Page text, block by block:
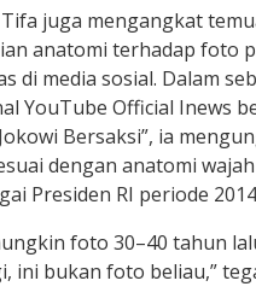
juga mengangkat
anatomi terhadap foto
di media sosial. Dalam
YouTube Official Inews
Bersaksi”, ia
dengan anatomi
Presiden RI periode
foto 30–40 tahun
ini bukan foto beliau,”